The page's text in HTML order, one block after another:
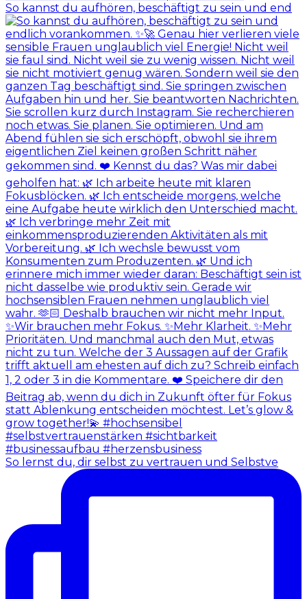
So kannst du aufhören, beschäftigt zu sein und end
So lernst du, dir selbst zu vertrauen und Selbstve